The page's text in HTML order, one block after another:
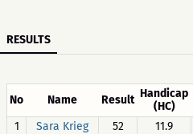
RESULTS
No Name Result Handicap
(HC)
1
Sara Krieg 52 11.9